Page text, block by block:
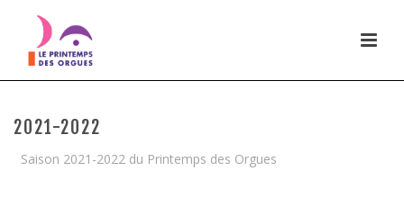
2021-2022
Saison 2021-2022 du Printemps des Orgues